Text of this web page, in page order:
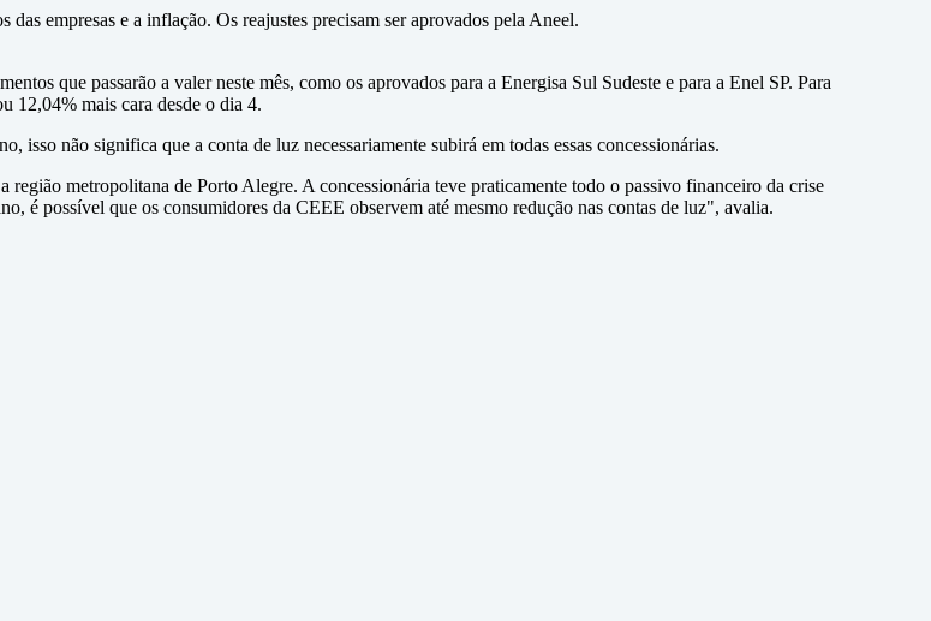
empresas e a inflação. Os reajustes precisam ser aprovados pela Aneel.
que passarão a valer neste mês, como os aprovados para a Energisa Sul Sudeste e para a Enel SP. Para
12,04% mais cara desde o dia 4.
isso não significa que a conta de luz necessariamente subirá em todas essas concessionárias.
metropolitana de Porto Alegre. A concessionária teve praticamente todo o passivo financeiro da crise
é possível que os consumidores da CEEE observem até mesmo redução nas contas de luz", avalia.